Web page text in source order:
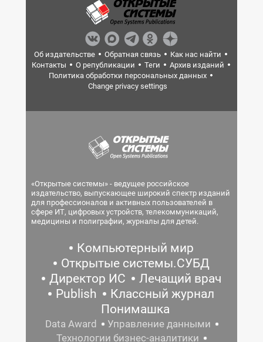
Об издательстве Обратная связь
Как нас найти
Контакты
О републикации Теги
Архив изданий
Политика обработки персональных данных
Change privacy settings
«Открытые системы» - ведущее российское
издательство, выпускающее широкий спектр изданий
для профессионалов и активных пользователей в
сфере ИТ, цифровых устройств, телекоммуникаций,
медицины и полиграфии, журналы для детей.
Компьютерный мир
Открытые системы.СУБД
Директор ИС
Лечащий врач
Publish
Классный журнал
Понимашка
Data Award
Управление данными
Технологии бизнес-аналитики